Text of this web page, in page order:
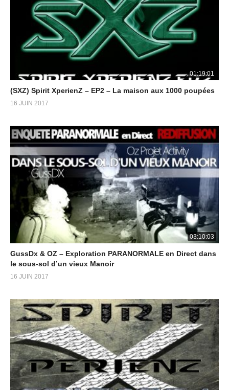
01:19:01
(SXZ) Spirit XperienZ – EP2 – La maison aux 1000 poupées
16 JUIN 2017
03:10:03
GussDx & OZ – Exploration PARANORMALE en Direct dans
le sous-sol d’un vieux Manoir
16 JUIN 2017